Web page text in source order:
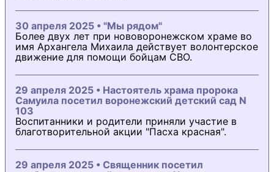
30 апреля 2025 • "Мы рядом"
Более двух лет при нововоронежском храме во
имя Архангела Михаила действует волонтерское
движение для помощи бойцам СВО.
29 апреля 2025 • Настоятель храма пророка
Самуила посетил воронежский детский сад N
103
Воспитанники и родители приняли участие в
благотворительной акции "Пасха красная".
29 апреля 2025 • Священник посетил